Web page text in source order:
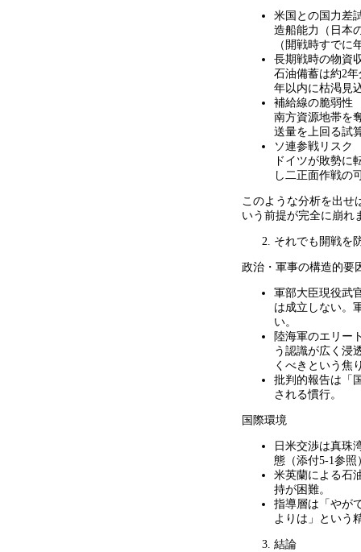
米国との国力差
造船能力（日本
（開戦時すでに
長期戦時の物資
石油備蓄は約2年
年以内に枯渇見
補給線の脆弱性
南方資源地帯を
送量を上回る試
ソ連参戦リスク
ドイツが敗勢に
し二正面作戦の
このような分析を出せ
いう前提が完全に崩れ
それでも開戦を
政治・軍事の構造的要
軍部大臣現役武
は成立しない。
い。
陸海軍のエリー
う認識が広く浸
くべきという焦
批判的報告は「
される慣行。
国際環境
日米交渉は真珠
態（添付5-1参照
米英蘭による石
持が困難。
指導層は「やが
よりは」という
結論